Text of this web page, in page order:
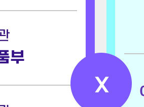
부